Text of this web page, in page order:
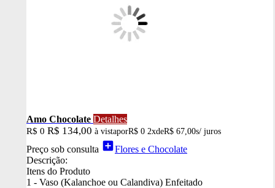
Amo Chocolate Detalhes
R$ 0 R$ 134,00 à vistaporR$ 0 2xdeR$ 67,00s/ juros
Preço sob consulta add_boxFlores e Chocolate
Descrição:
Itens do Produto
1 - Vaso (Kalanchoe ou Calandiva) Enfeitado